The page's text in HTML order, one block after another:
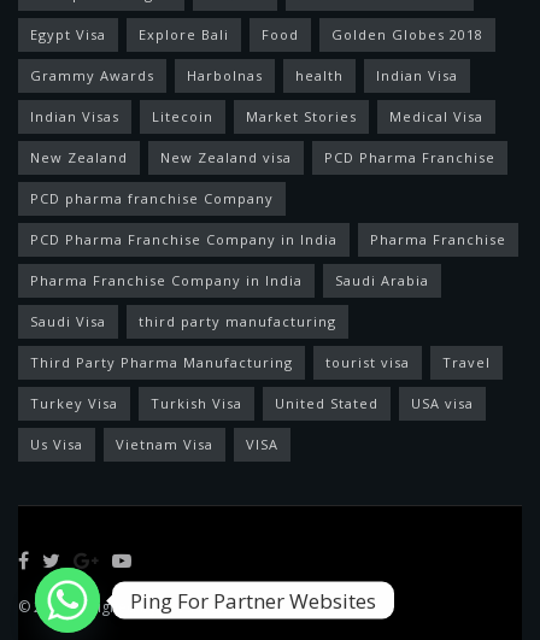
Egypt Visa Explore Bali Food Golden Globes 2018
Grammy Awards Harbolnas health Indian Visa
Indian Visas Litecoin Market Stories Medical Visa
New Zealand New Zealand visa PCD Pharma Franchise
PCD pharma franchise Company
PCD Pharma Franchise Company in India Pharma Franchise
Pharma Franchise Company in India Saudi Arabia
Saudi Visa third party manufacturing
Third Party Pharma Manufacturing tourist visa Travel
Turkey Visa Turkish Visa United Stated USA visa
Us Visa Vietnam Visa VISA
© 2022 Designed byFeed News
Ping For Partner Websites